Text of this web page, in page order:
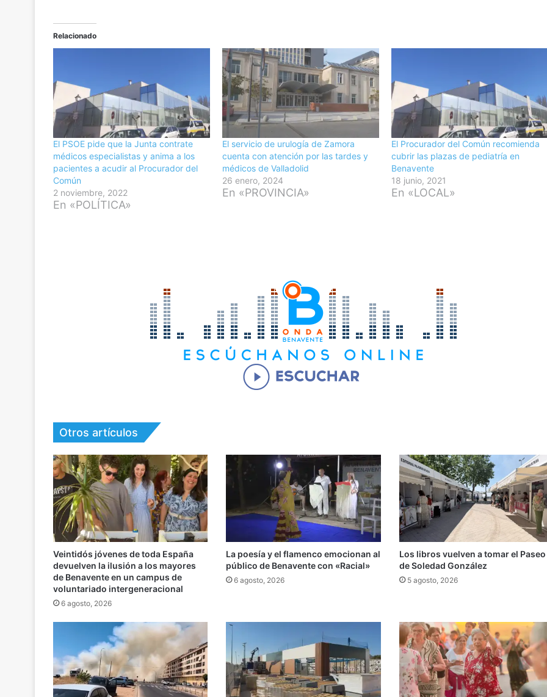
Relacionado
El PSOE pide que la Junta contrate
médicos especialistas y anima a los
pacientes a acudir al Procurador del
Común
2 noviembre, 2022
En «POLÍTICA»
El servicio de urulogía de Zamora
cuenta con atención por las tardes y
médicos de Valladolid
26 enero, 2024
En «PROVINCIA»
El Procurador del Común recomienda
cubrir las plazas de pediatría en
Benavente
18 junio, 2021
En «LOCAL»
Otros artículos
Veintidós jóvenes de toda España
devuelven la ilusión a los mayores
de Benavente en un campus de
voluntariado intergeneracional
6 agosto, 2026
La poesía y el flamenco emocionan al
público de Benavente con «Racial»
6 agosto, 2026
Los libros vuelven a tomar el Paseo
de Soledad González
5 agosto, 2026